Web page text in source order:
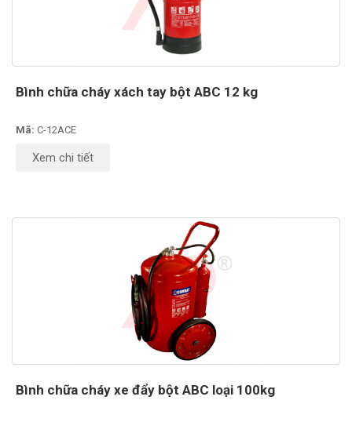
Bình chữa cháy xách tay bột ABC 12 kg
Mã: C-12ACE
Xem chi tiết
Bình chữa cháy xe đẩy bột ABC loại 100kg